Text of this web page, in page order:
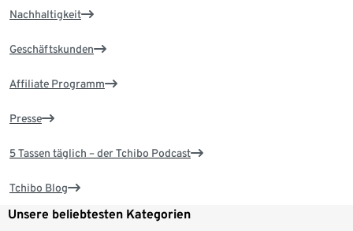
Nachhaltigkeit
Geschäftskunden
Affiliate Programm
Presse
5 Tassen täglich – der Tchibo Podcast
Tchibo Blog
Unsere beliebtesten Kategorien